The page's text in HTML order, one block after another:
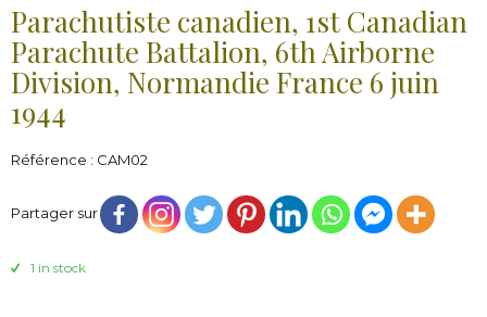
Parachutiste canadien, 1st Canadian
Parachute Battalion, 6th Airborne
Division, Normandie France 6 juin
1944
Référence : CAM02
Partager sur
1 in stock